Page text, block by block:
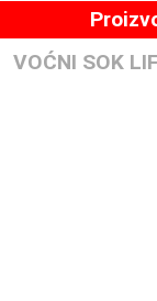
VOĆNI SOK